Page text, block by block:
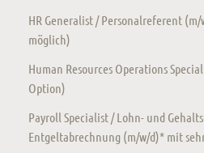
HR Generalist / Personalreferent
möglich)
Human Resources Operations
Option)
Payroll Specialist / Lohn- und
Entgeltabrechnung (m/w/d)* mit